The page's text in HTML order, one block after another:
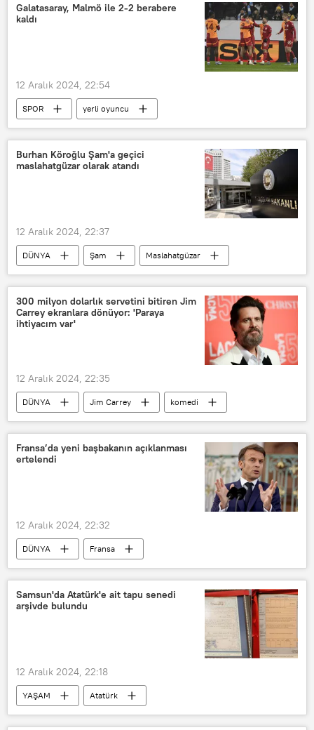
Galatasaray, Malmö ile 2-2 berabere
kaldı
12 Aralık 2024, 22:54
SPOR
yerli oyuncu
yabancı oyuncu
oyuncu değişikliği
UEFA Avrupa Ligi
UEFA
UEFA Avrupa Kupası
Galatasaray
Burhan Köroğlu Şam'a geçici
maslahatgüzar olarak atandı
12 Aralık 2024, 22:37
DÜNYA Şam
Maslahatgüzar
Türkiye
Burhan Köroğlu
Al Jazeera
300 milyon dolarlık servetini bitiren Jim
Carrey ekranlara dönüyor: 'Paraya
ihtiyacım var'
12 Aralık 2024, 22:35
DÜNYA Jim Carrey
komedi
Film
Sinema
sinema filmi
yerli sinema
yabancı sinema
Para
Fransa’da yeni başbakanın açıklanması
ertelendi
12 Aralık 2024, 22:32
DÜNYA
Fransa
Elysee Sarayı
başbakan
güven oyu
Erteleme
Samsun'da Atatürk'e ait tapu senedi
arşivde bulundu
12 Aralık 2024, 22:18
YAŞAM
Atatürk
Mustafa Kemal Atatürk
Tapu